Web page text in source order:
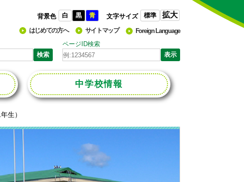
背景色 白 黒 青 文字サイズ 標準 拡大
はじめての方へ サイトマップ
Foreign Language
ページID検索
中学校情報
生）